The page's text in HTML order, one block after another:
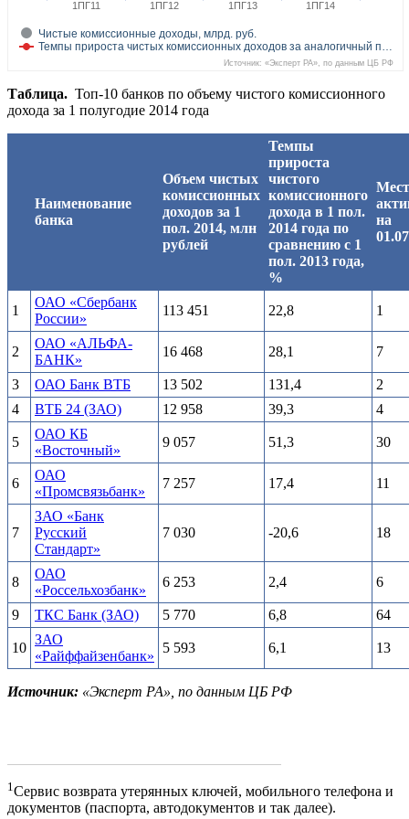
Чистые комиссионные доходы, млрд. руб.
Темпы прироста чистых комиссионных доходов за аналогичный п…
1ПГ11 1ПГ12 1ПГ13 1ПГ14
Источник: «Эксперт РА», по данным ЦБ РФ
Таблица. Топ-10 банков по объему чистого комиссионного
дохода за 1 полугодие 2014 года
Наименование
банка
Объем чистых
комиссионных
доходов за 1
пол. 2014, млн
рублей
Темпы
прироста
чистого
комиссионного
дохода в 1 пол.
2014 года по
сравнению с 1
пол. 2013 года,
%
на
1
ОАО «Сбербанк
России»
113 451 22,8 1
2
ОАО «АЛЬФА-
БАНК»
16 468 28,1 7
3 ОАО Банк ВТБ 13 502 131,4
2
4
ВТБ 24 (ЗАО) 12 958 39,3 4
5
ОАО КБ
«Восточный»
9 057 51,3 30
6
ОАО
«Промсвязьбанк»
7 257 17,4 11
7
ЗАО «Банк
Русский
Стандарт»
7 030 -20,6 18
8
ОАО
«Россельхозбанк»
6 253 2,4 6
9 ТКС Банк (ЗАО) 5 770 6,8 64
10
ЗАО
«Райффайзенбанк»
5 593 6,1 13
Источник: «Эксперт РА», по данным ЦБ РФ
1 Сервис возврата утерянных ключей, мобильного телефона и
документов (паспорта, автодокументов и так далее).